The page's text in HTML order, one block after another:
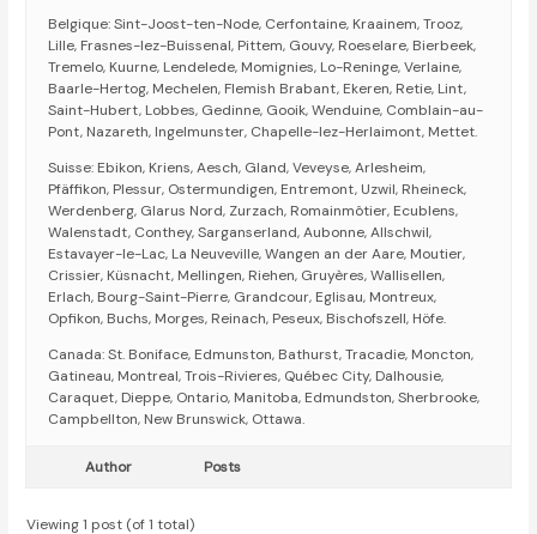
Belgique: Sint-Joost-ten-Node, Cerfontaine, Kraainem, Trooz,
Lille, Frasnes-lez-Buissenal, Pittem, Gouvy, Roeselare, Bierbeek,
Tremelo, Kuurne, Lendelede, Momignies, Lo-Reninge, Verlaine,
Baarle-Hertog, Mechelen, Flemish Brabant, Ekeren, Retie, Lint,
Saint-Hubert, Lobbes, Gedinne, Gooik, Wenduine, Comblain-au-
Pont, Nazareth, Ingelmunster, Chapelle-lez-Herlaimont, Mettet.
Suisse: Ebikon, Kriens, Aesch, Gland, Veveyse, Arlesheim,
Pfäffikon, Plessur, Ostermundigen, Entremont, Uzwil, Rheineck,
Werdenberg, Glarus Nord, Zurzach, Romainmôtier, Ecublens,
Walenstadt, Conthey, Sarganserland, Aubonne, Allschwil,
Estavayer-le-Lac, La Neuveville, Wangen an der Aare, Moutier,
Crissier, Küsnacht, Mellingen, Riehen, Gruyères, Wallisellen,
Erlach, Bourg-Saint-Pierre, Grandcour, Eglisau, Montreux,
Opfikon, Buchs, Morges, Reinach, Peseux, Bischofszell, Höfe.
Canada: St. Boniface, Edmunston, Bathurst, Tracadie, Moncton,
Gatineau, Montreal, Trois-Rivieres, Québec City, Dalhousie,
Caraquet, Dieppe, Ontario, Manitoba, Edmundston, Sherbrooke,
Campbellton, New Brunswick, Ottawa.
Author Posts
Viewing 1 post (of 1 total)